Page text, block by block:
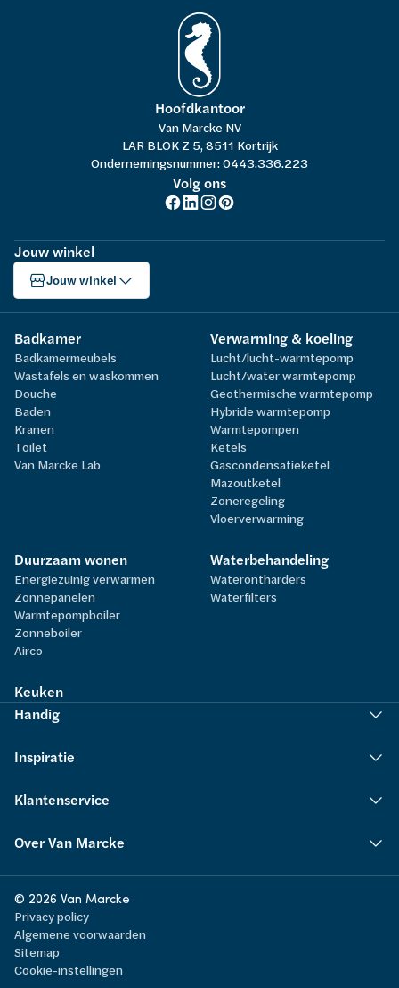
Hoofdkantoor
Van Marcke NV
LAR BLOK Z 5, 8511 Kortrijk
Ondernemingsnummer: 0443.336.223
Volg ons
Jouw winkel
Jouw winkel
Badkamer
Badkamermeubels
Wastafels en waskommen
Douche
Baden
Kranen
Toilet
Van Marcke Lab
Verwarming & koeling
Lucht/lucht-warmtepomp
Lucht/water warmtepomp
Geothermische warmtepomp
Hybride warmtepomp
Warmtepompen
Ketels
Gascondensatieketel
Mazoutketel
Zoneregeling
Vloerverwarming
Duurzaam wonen
Energiezuinig verwarmen
Zonnepanelen
Warmtepompboiler
Zonneboiler
Airco
Waterbehandeling
Waterontharders
Waterfilters
Keuken
Handig
Inspiratie
Klantenservice
Over Van Marcke
© 2026 Van Marcke
Privacy policy
Algemene voorwaarden
Sitemap
Cookie-instellingen